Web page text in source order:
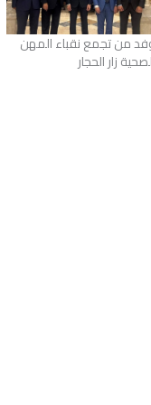
من تجمع نقباء المهن
زار الحجار